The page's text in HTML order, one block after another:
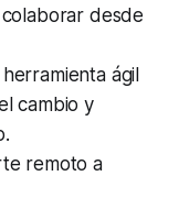
desde
ágil
cambio y
remoto a